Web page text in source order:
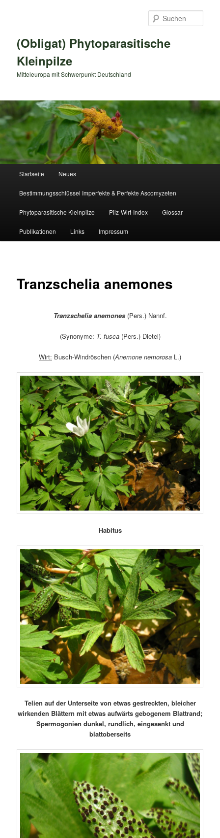
(Obligat) Phytoparasitische
Kleinpilze
Mitteleuropa mit Schwerpunkt Deutschland
Startseite Neues
Bestimmungsschlüssel Imperfekte & Perfekte Ascomyzeten
Phytoparasitische Kleinpilze Pilz-Wirt-Index Glossar
Publikationen Links Impressum
Tranzschelia anemones
Tranzschelia anemones (Pers.) Nannf.
(Synonyme: T. fusca (Pers.) Dietel)
Wirt: Busch-Windröschen (Anemone nemorosa L.)
Habitus
Telien auf der Unterseite von etwas gestreckten, bleicher
wirkenden Blättern mit etwas aufwärts gebogenem Blattrand;
Spermogonien dunkel, rundlich, eingesenkt und
blattoberseits